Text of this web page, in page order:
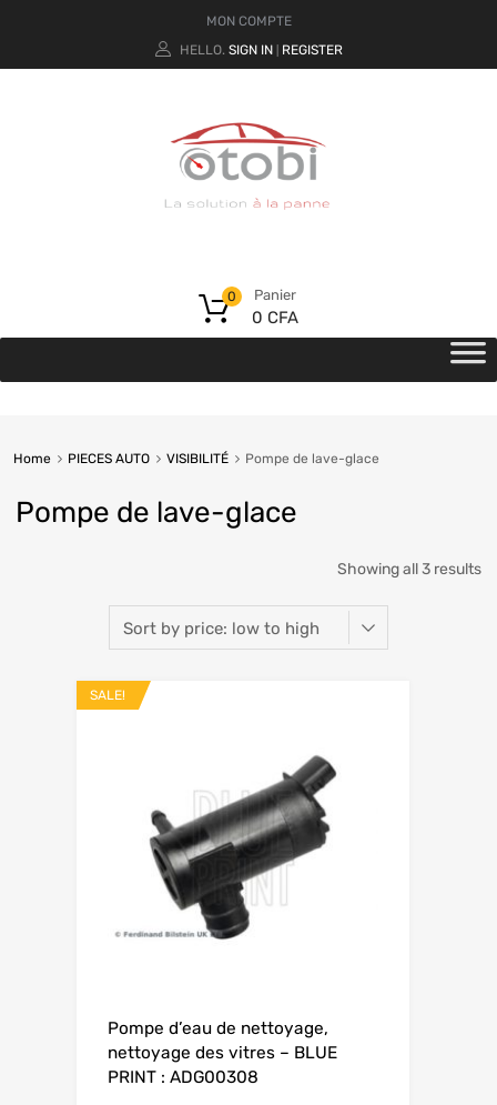
MON COMPTE
HELLO. SIGN IN REGISTER
Panier
0 CFA
0
Home PIECES AUTO VISIBILITÉ Pompe de lave-glace
Pompe de lave-glace
Showing all 3 results
SALE!
Pompe d’eau de nettoyage,
nettoyage des vitres – BLUE
PRINT : ADG00308